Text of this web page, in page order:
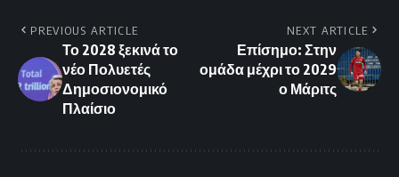
PREVIOUS ARTICLE
Το 2028 ξεκινά το
νέο Πολυετές
Δημοσιονομικό
Πλαίσιο
NEXT ARTICLE
Επίσημο: Στην
ομάδα μέχρι το 2029
ο Μάριτς